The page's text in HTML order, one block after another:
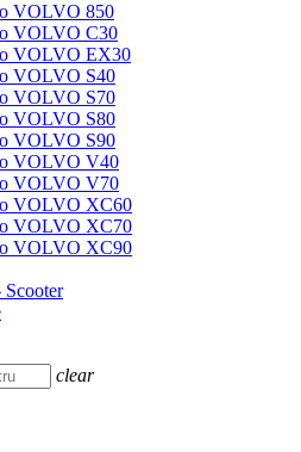
VOLVO 850
VOLVO C30
VOLVO EX30
VOLVO S40
VOLVO S70
VOLVO S80
VOLVO S90
VOLVO V40
VOLVO V70
VOLVO XC60
VOLVO XC70
VOLVO XC90
clear